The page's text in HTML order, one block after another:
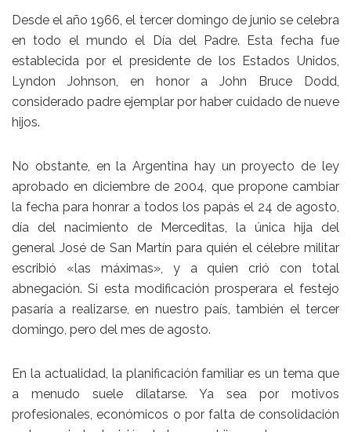
Desde el año 1966, el tercer domingo de junio se celebra
en todo el mundo el Día del Padre. Esta fecha fue
establecida por el presidente de los Estados Unidos,
Lyndon Johnson, en honor a John Bruce Dodd,
considerado padre ejemplar por haber cuidado de nueve
hijos.
No obstante, en la Argentina hay un proyecto de ley
aprobado en diciembre de 2004, que propone cambiar
la fecha para honrar a todos los papás el 24 de agosto,
día del nacimiento de Merceditas, la única hija del
general José de San Martín para quién el célebre militar
escribió «las máximas», y a quien crió con total
abnegación. Si esta modificación prosperara el festejo
pasaría a realizarse, en nuestro país, también el tercer
domingo, pero del mes de agosto.
En la actualidad, la planificación familiar es un tema que
a menudo suele dilatarse. Ya sea por motivos
profesionales, económicos o por falta de consolidación